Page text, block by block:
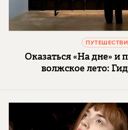
Оказаться «На дне» и
волжское лето: